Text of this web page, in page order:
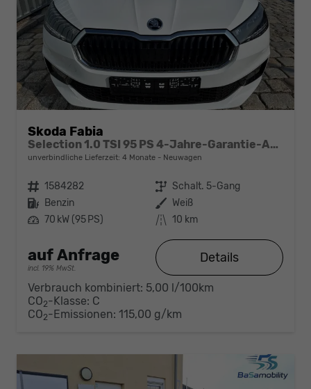
Skoda Fabia
Selection 1.0 TSI 95 PS 4-Jahre-Garantie-AppleCarPlay-AndroidAuto-LED-PDC-Sitzheizung-DAB-Klima
unverbindliche Lieferzeit: 4 Monate Neuwagen
Fahrzeugnr. 1584282 Getriebe Schalt. 5-Gang
Kraftstoff Benzin Außenfarbe Weiß
Leistung 70 kW (95 PS) Kilometerstand 10 km
auf Anfrage
incl. 19% MwSt.
Details
Verbrauch kombiniert: 5,00 l/100km
CO2-Klasse: C
CO2-Emissionen: 115,00 g/km